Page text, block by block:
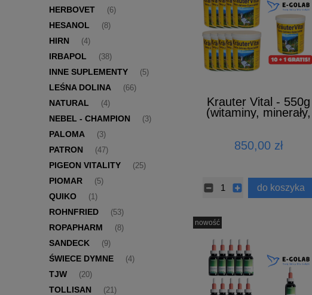
HERBOVET (6)
HESANOL (8)
HIRN (4)
IRBAPOL (38)
INNE SUPLEMENTY (5)
LEŚNA DOLINA (66)
NATURAL (4)
NEBEL - CHAMPION (3)
PALOMA (3)
PATRON (47)
PIGEON VITALITY (25)
PIOMAR (5)
QUIKO (1)
ROHNFRIED (53)
ROPAPHARM (8)
SANDECK (9)
ŚWIECE DYMNE (4)
TJW (20)
TOLLISAN (21)
Krauter Vital - 550g
(witaminy, minerały,
850,00 zł
do koszyka
nowość